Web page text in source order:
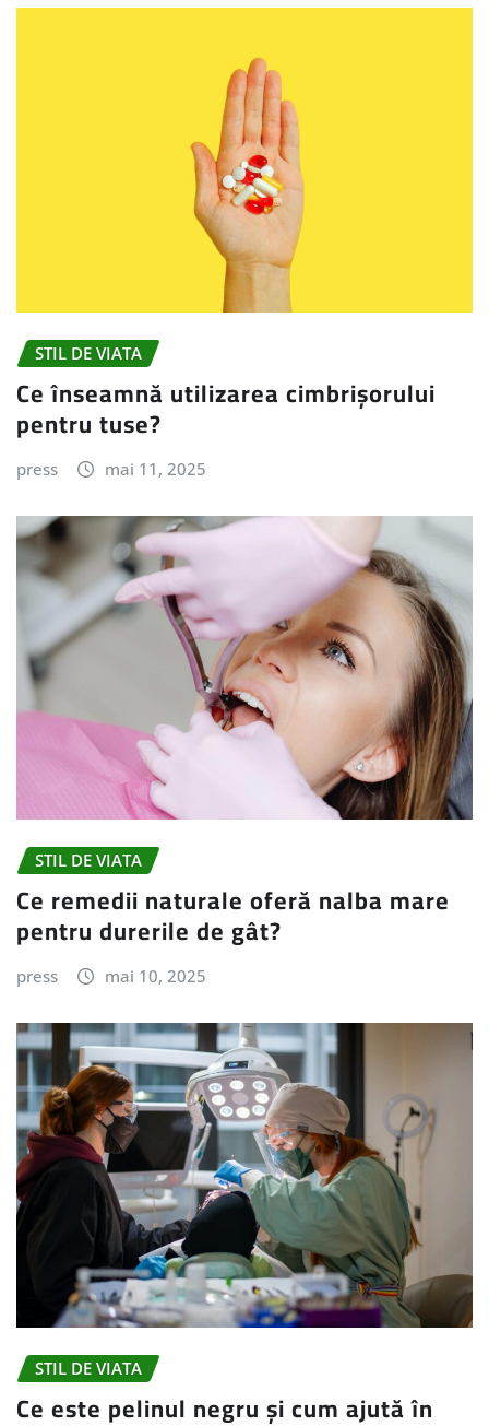
STIL DE VIATA
Ce înseamnă utilizarea cimbrișorului
pentru tuse?
press mai 11, 2025
STIL DE VIATA
Ce remedii naturale oferă nalba mare
pentru durerile de gât?
press mai 10, 2025
STIL DE VIATA
Ce este pelinul negru și cum ajută în